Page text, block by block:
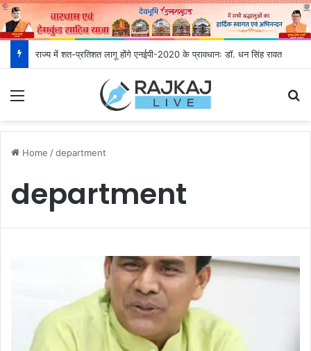
राज्य में शत-प्रतिशत लागू होंगे एनईपी-2020 के प्रावधानः डाॅ. धन सिंह रावत
Home /department
department